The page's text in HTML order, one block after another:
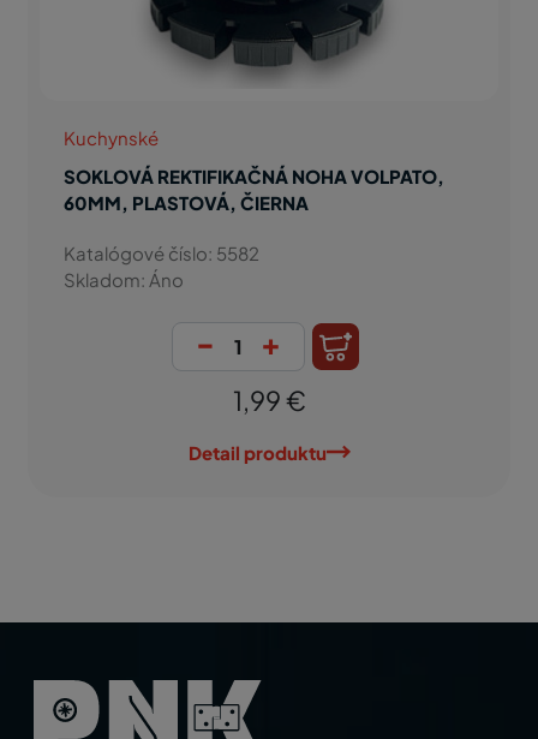
Kuchynské
SOKLOVÁ REKTIFIKAČNÁ NOHA VOLPATO,
60MM, PLASTOVÁ, ČIERNA
Katalógové číslo: 5582
Skladom: Áno
- +
1,99 €
Detail produktu